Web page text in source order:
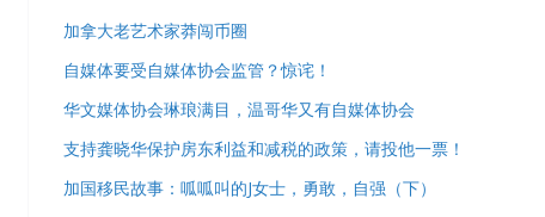
加拿大老艺术家莽闯币圈
自媒体要受自媒体协会监管？惊诧！
华文媒体协会琳琅满目，温哥华又有自媒体协会
支持龚晓华保护房东利益和减税的政策，请投他一票！
加国移民故事：呱呱叫的J女士，勇敢，自强（下）